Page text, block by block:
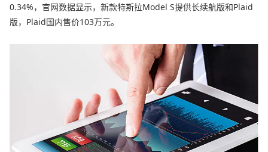
0.34%，官网数据显示，新款特斯拉Model S提供长续航版和Plaid
版，Plaid国内售价103万元。